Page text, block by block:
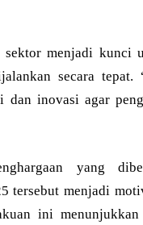
menjadi kunci
secara
dan inovasi agar
yang
tersebut menjadi
ini